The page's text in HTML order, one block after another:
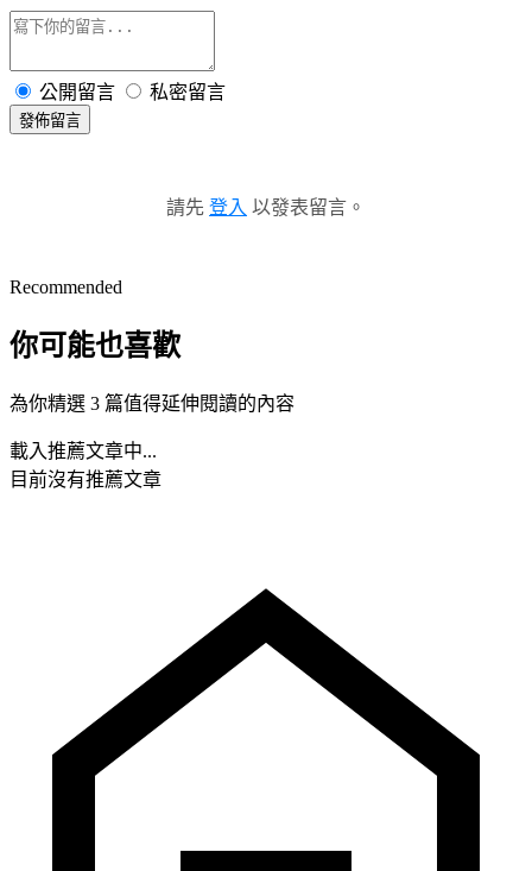
公開留言 私密留言
發佈留言
請先 登入 以發表留言。
Recommended
你可能也喜歡
為你精選 3 篇值得延伸閱讀的內容
載入推薦文章中...
目前沒有推薦文章